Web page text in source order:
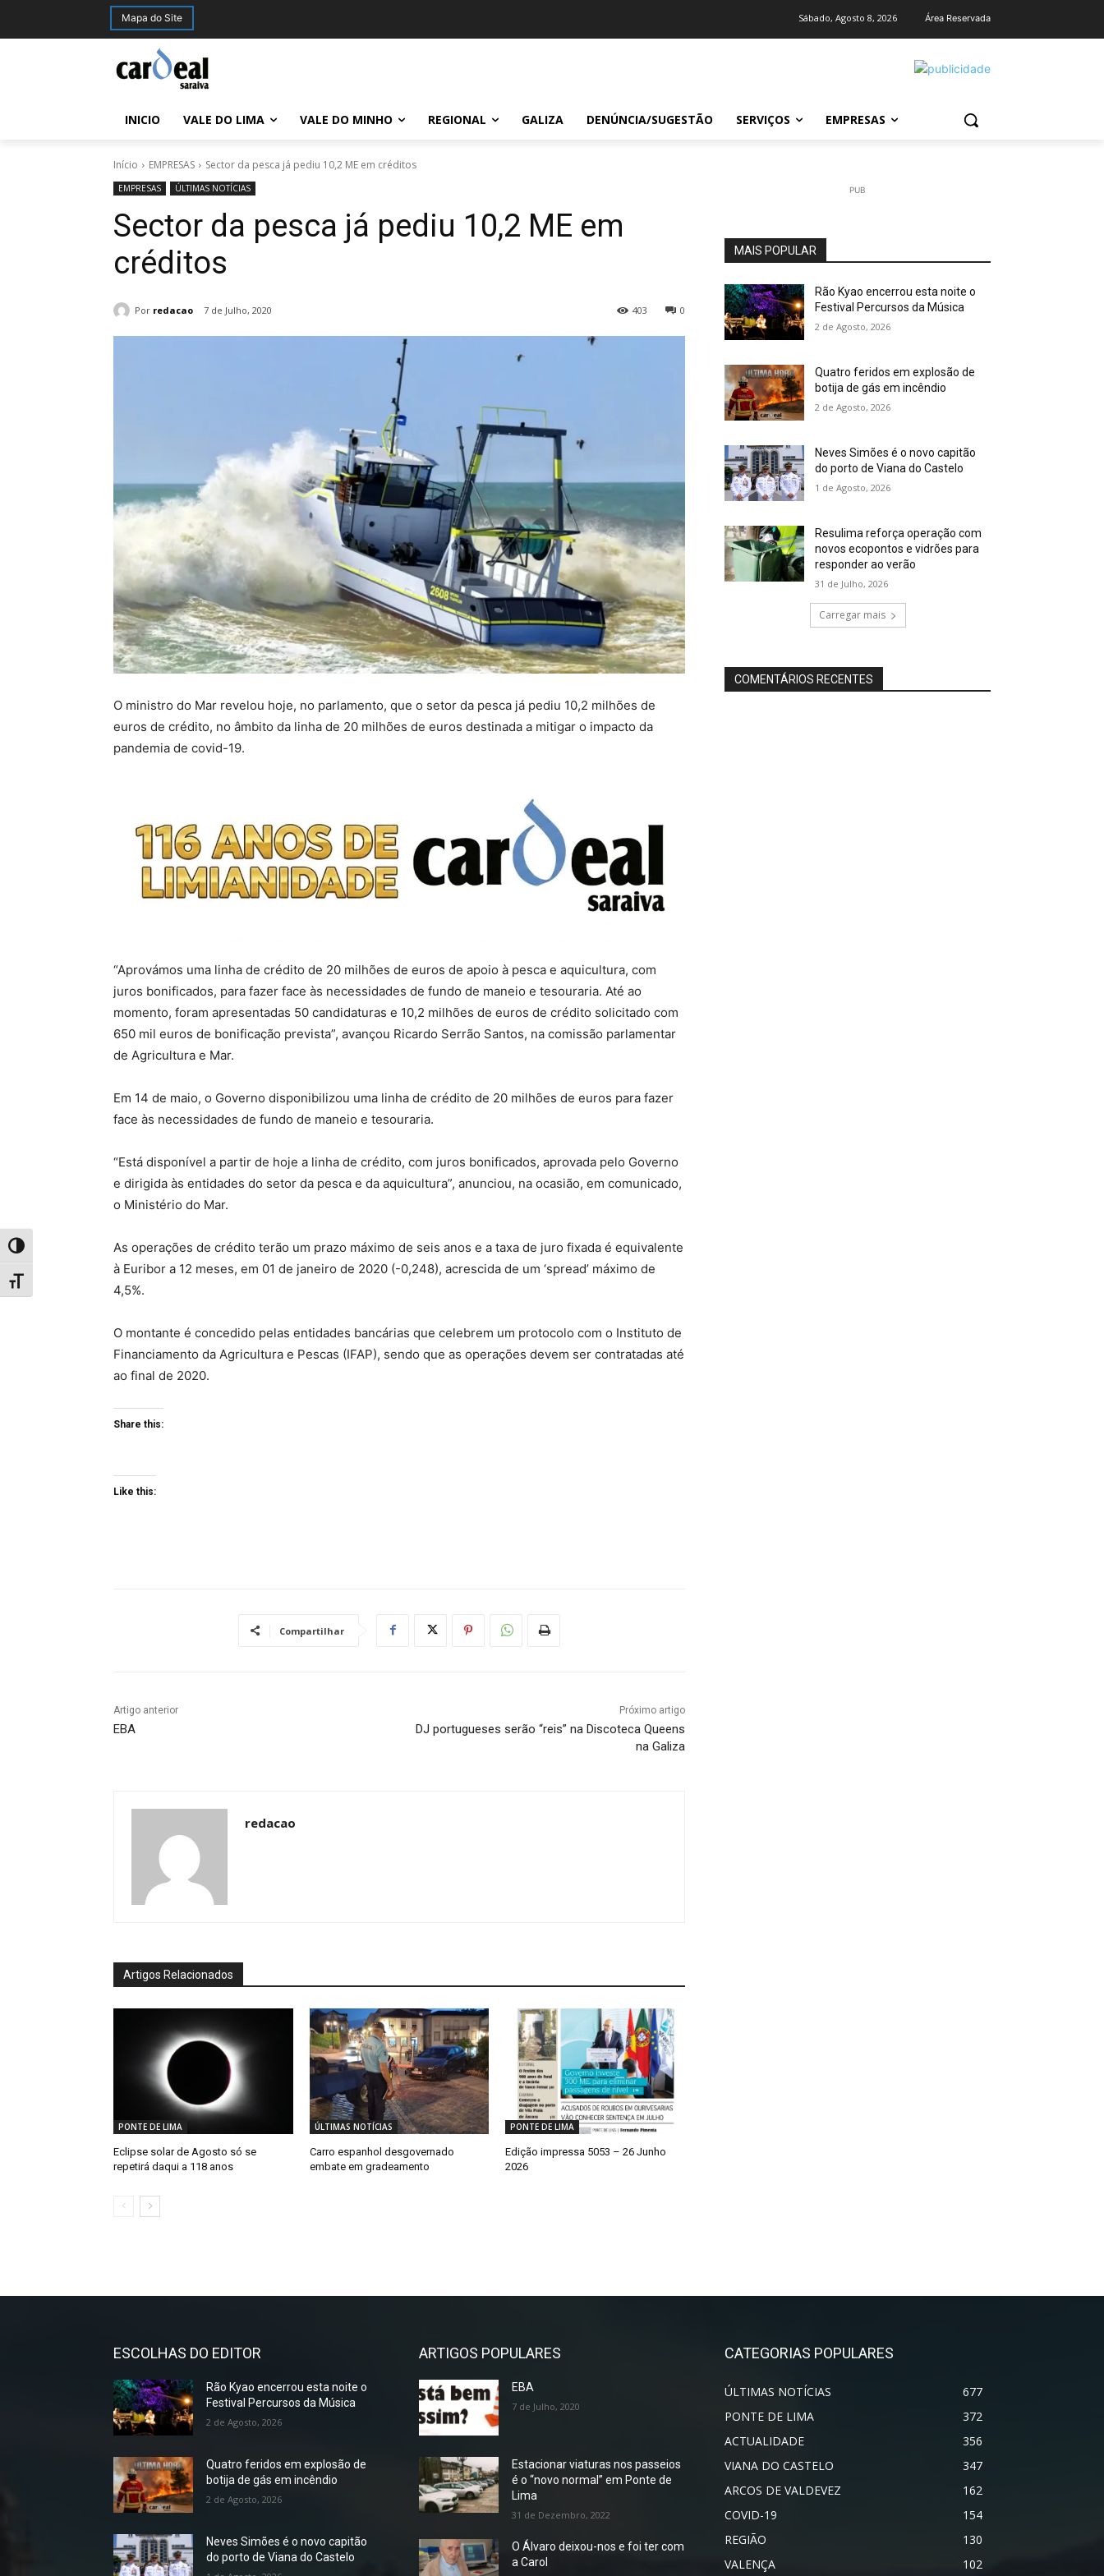
Toggle High Contrast
Toggle Font size
Mapa do Site Sábado, Agosto 8, 2026 Área Reservada
INICIO VALE DO LIMA VALE DO MINHO REGIONAL GALIZA DENÚNCIA/SUGESTÃO SERVIÇOS EMPRESAS
Início EMPRESAS Sector da pesca já pediu 10,2 ME em créditos
EMPRESAS ÚLTIMAS NOTÍCIAS
Sector da pesca já pediu 10,2 ME em
créditos
Por redacao 7 de Julho, 2020 0
403
O ministro do Mar revelou hoje, no parlamento, que o setor da pesca já pediu 10,2 milhões de
euros de crédito, no âmbito da linha de 20 milhões de euros destinada a mitigar o impacto da
pandemia de covid-19.
“Aprovámos uma linha de crédito de 20 milhões de euros de apoio à pesca e aquicultura, com
juros bonificados, para fazer face às necessidades de fundo de maneio e tesouraria. Até ao
momento, foram apresentadas 50 candidaturas e 10,2 milhões de euros de crédito solicitado com
650 mil euros de bonificação prevista”, avançou Ricardo Serrão Santos, na comissão parlamentar
de Agricultura e Mar.
Em 14 de maio, o Governo disponibilizou uma linha de crédito de 20 milhões de euros para fazer
face às necessidades de fundo de maneio e tesouraria.
“Está disponível a partir de hoje a linha de crédito, com juros bonificados, aprovada pelo Governo
e dirigida às entidades do setor da pesca e da aquicultura”, anunciou, na ocasião, em comunicado,
o Ministério do Mar.
As operações de crédito terão um prazo máximo de seis anos e a taxa de juro fixada é equivalente
à Euribor a 12 meses, em 01 de janeiro de 2020 (-0,248), acrescida de um ‘spread’ máximo de
4,5%.
O montante é concedido pelas entidades bancárias que celebrem um protocolo com o Instituto de
Financiamento da Agricultura e Pescas (IFAP), sendo que as operações devem ser contratadas até
ao final de 2020.
Share this:
Like this:
Compartilhar
Artigo anterior
EBA
Próximo artigo
DJ portugueses serão “reis” na Discoteca Queens
na Galiza
redacao
Artigos Relacionados
PONTE DE LIMA
Eclipse solar de Agosto só se
repetirá daqui a 118 anos
ÚLTIMAS NOTÍCIAS
Carro espanhol desgovernado
embate em gradeamento
PONTE DE LIMA
Edição impressa 5053 – 26 Junho
2026
PUB
MAIS POPULAR
Rão Kyao encerrou esta noite o
Festival Percursos da Música
2 de Agosto, 2026
Quatro feridos em explosão de
botija de gás em incêndio
2 de Agosto, 2026
Neves Simões é o novo capitão
do porto de Viana do Castelo
1 de Agosto, 2026
Resulima reforça operação com
novos ecopontos e vidrões para
responder ao verão
31 de Julho, 2026
Carregar mais
COMENTÁRIOS RECENTES
ESCOLHAS DO EDITOR
Rão Kyao encerrou esta noite o
Festival Percursos da Música
2 de Agosto, 2026
Quatro feridos em explosão de
botija de gás em incêndio
2 de Agosto, 2026
Neves Simões é o novo capitão
do porto de Viana do Castelo
ARTIGOS POPULARES
EBA
7 de Julho, 2020
Estacionar viaturas nos passeios
é o “novo normal” em Ponte de
Lima
31 de Dezembro, 2022
O Álvaro deixou-nos e foi ter com
a Carol
CATEGORIAS POPULARES
ÚLTIMAS NOTÍCIAS
677
PONTE DE LIMA
372
ACTUALIDADE
356
VIANA DO CASTELO
347
ARCOS DE VALDEVEZ
162
COVID-19
154
REGIÃO
130
VALENÇA
102